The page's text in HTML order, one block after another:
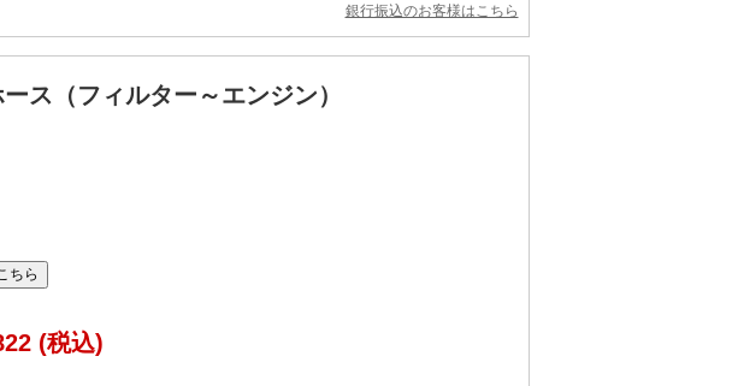
銀行振込のお客様はこちら
ス（フィルター～エンジン）
(税込)